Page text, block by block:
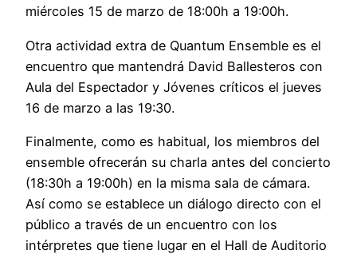
miércoles 15 de marzo de 18:00h a 19:00h.
Otra actividad extra de Quantum Ensemble es el
encuentro que mantendrá David Ballesteros con
Aula del Espectador y Jóvenes críticos el jueves
16 de marzo a las 19:30.
Finalmente, como es habitual, los miembros del
ensemble ofrecerán su charla antes del concierto
(18:30h a 19:00h) en la misma sala de cámara.
Así como se establece un diálogo directo con el
público a través de un encuentro con los
intérpretes que tiene lugar en el Hall de Auditorio